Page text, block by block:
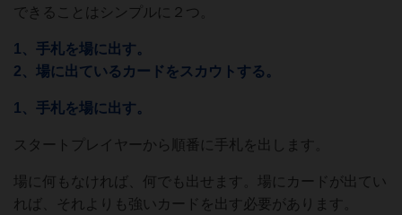
できることはシンプルに２つ。
1、手札を場に出す。
2、場に出ているカードをスカウトする。
1、手札を場に出す。
スタートプレイヤーから順番に手札を出します。
場に何もなければ、何でも出せます。場にカードが出てい
れば、それよりも強いカードを出す必要があります。